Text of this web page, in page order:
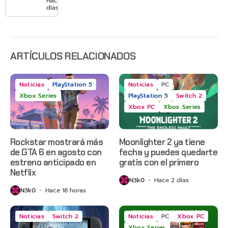
con
Gears of
2 y más
días
ARTÍCULOS RELACIONADOS
Noticias
PlayStation 5
Xbox Series
Rockstar mostrará más
de GTA 6 en agosto con
estreno anticipado en
Netflix
N3k0 Hace 18 horas
Noticias
PC
PlayStation 5
Switch 2
Xbox PC
Xbox Series
Moonlighter 2 ya tiene
fecha y puedes quedarte
gratis con el primero
N3k0 Hace 2 días
Noticias Switch 2 Noticias PC
Xbox PC